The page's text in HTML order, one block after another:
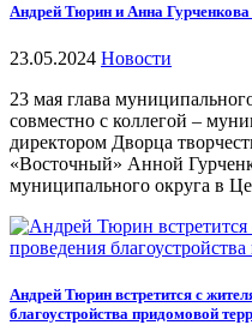
Андрей Тюрин и Анна Гурченкова
23.05.2024 Новости
23 мая глава
совместно с коллегой –
директором Дворца
«Восточный» Анной
муниципального округа в
Андрей Тюрин встретится с
благоустройства придомовой